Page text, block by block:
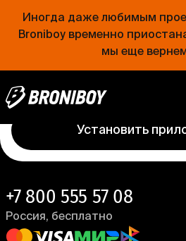
Иногда даже любимым
Broniboy временно
мы еще
Проще, чем открыть
Broniboy и закажи еду из
прямо сейчас!
Установить
+7 800 555 57 08
Россия, бесплатно